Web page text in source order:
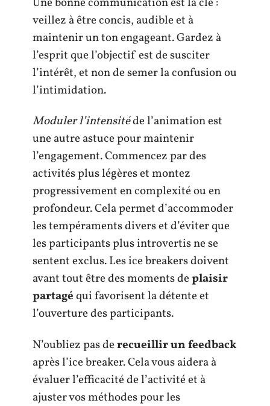
veillez à être concis, audible et à
maintenir un ton engageant. Gardez à
l’esprit que l’objectif est de susciter
l’intérêt, et non de semer la confusion ou
l’intimidation.
Moduler l’intensitéde l’animation est
une autre astuce pour maintenir
l’engagement. Commencez par des
activités plus légères et montez
progressivement en complexité ou en
profondeur. Cela permet d’accommoder
les tempéraments divers et d’éviter que
les participants plus introvertis ne se
sentent exclus. Les ice breakers doivent
avant tout être des moments deplaisir
partagéqui favorisent la détente et
l’ouverture des participants.
N’oubliez pas derecueillir un feedback
après l’ice breaker. Cela vous aidera à
évaluer l’efficacité de l’activité et à
ajuster vos méthodes pour les